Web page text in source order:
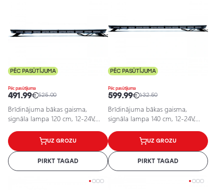
Pēc pasūtījuma
PĒC PASŪTĪJUMA
491.99€525.00
Brīdinājuma bākas gaisma,
signāla lampa 120 cm, 12-24V,
UZ GROZU
PIRKT TAGAD
Pēc pasūtījuma
PĒC PASŪTĪJUMA
599.99€632.50
Brīdinājuma bākas gaisma,
signāla lampa 140 cm, 12-24V,
UZ GROZU
PIRKT TAGAD